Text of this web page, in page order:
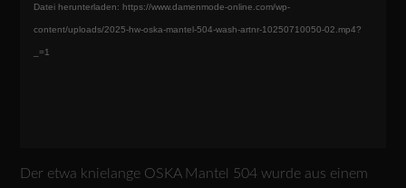
Datei herunterladen: https://www.damenmode-online.com/wp-
content/uploads/2025-hw-oska-mantel-504-wash-artnr-10250710050-02.mp4?
_=1
Der etwa knielange OSKA Mantel 504 wurde aus einem